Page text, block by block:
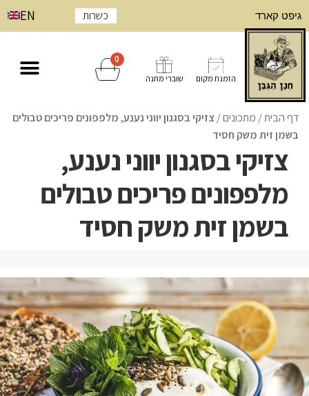
גיפט קארד כשרות EN
הזמנת מקום שוברי מתנה
0
דף הבית/
/ צזיקי בסגנון יווני נענע, מלפפונים פריכים טבולים
בשמן זית משק חסיד
צזיקי בסגנון יווני נענע,
מלפפונים פריכים טבולים
בשמן זית משק חסיד